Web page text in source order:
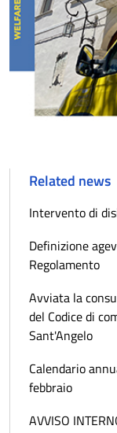
Related news
Intervento di
Definizione
Regolamento
Avviata la
del Codice di
Sant'Angelo
Calendario
febbraio
AVVISO